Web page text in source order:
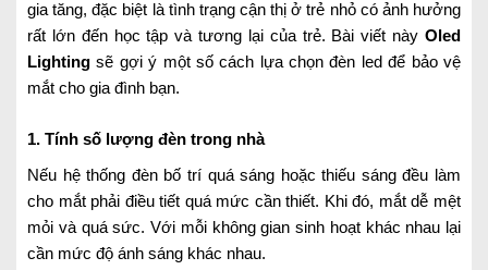
gia tăng, đặc biệt là tình trạng cận thị ở trẻ nhỏ có ảnh hưởng
rất lớn đến học tập và tương lại của trẻ. Bài viết này Oled
Lighting sẽ gợi ý một số cách lựa chọn đèn led để bảo vệ
mắt cho gia đình bạn.
1. Tính số lượng đèn trong nhà
Nếu hệ thống đèn bố trí quá sáng hoặc thiếu sáng đều làm
cho mắt phải điều tiết quá mức cần thiết. Khi đó, mắt dễ mệt
mỏi và quá sức. Với mỗi không gian sinh hoạt khác nhau lại
cần mức độ ánh sáng khác nhau.